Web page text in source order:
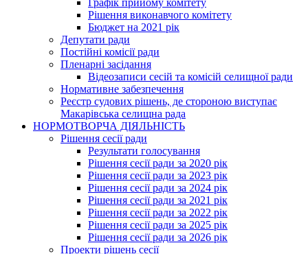
Графік прийому комітету
Рішення виконавчого комітету
Бюджет на 2021 рік
Депутати ради
Постійні комісії ради
Пленарні засідання
Відеозаписи сесій та комісій селищної ради
Нормативне забезпечення
Реєстр судових рішень, де стороною виступає
Макарівська селищна рада
НОРМОТВОРЧА ДІЯЛЬНІСТЬ
Рішення сесії ради
Результати голосування
Рішення сесії ради за 2020 рік
Рішення сесії ради за 2023 рік
Рішення сесії ради за 2024 рік
Рішення сесії ради за 2021 рік
Рішення сесії ради за 2022 рік
Рішення сесії ради за 2025 рік
Рішення сесії ради за 2026 рік
Проекти рішень сесії